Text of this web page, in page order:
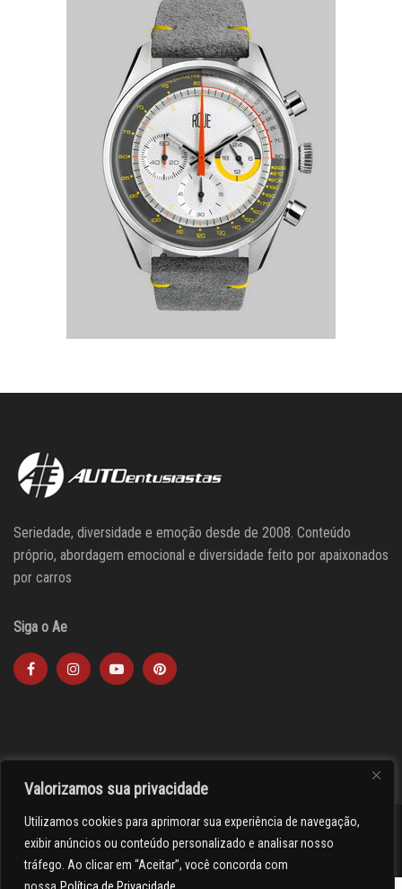
Valorizamos sua privacidade
Utilizamos cookies para aprimorar sua experiência de navegação,
exibir anúncios ou conteúdo personalizado e analisar nosso
tráfego. Ao clicar em “Aceitar”, você concorda com
Seriedade, diversidade e emoção desde de 2008. Conteúdo
próprio, abordagem emocional e diversidade feito por apaixonados
por carros
Siga o Ae
><(((º> 17